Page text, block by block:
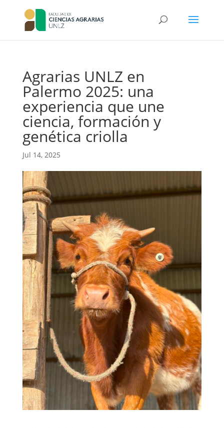
Agrarias UNLZ en
Palermo 2025: una
experiencia que une
ciencia, formación y
genética criolla
Jul 14, 2025